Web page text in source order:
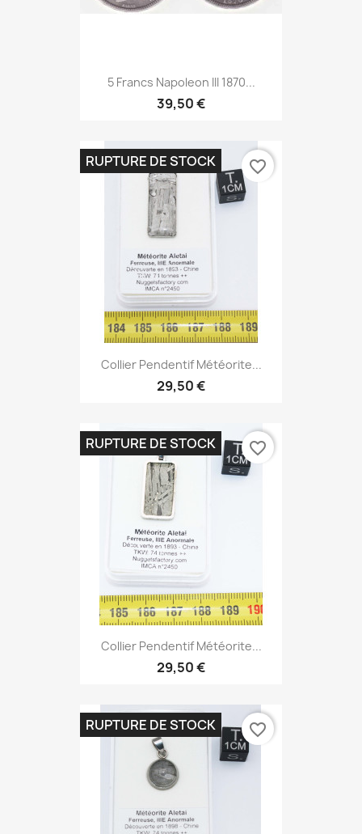
5 Francs Napoleon III 1870...
39,50 €
Collier Pendentif Météorite...
29,50 €
RUPTURE DE STOCK favorite_border
Collier Pendentif Météorite...
29,50 €
RUPTURE DE STOCK favorite_border
RUPTURE DE STOCK favorite_border